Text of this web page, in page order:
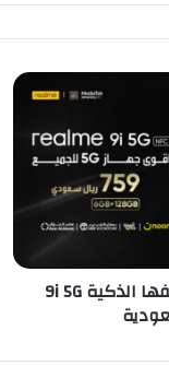
شركة realme تطلق هواتفها الذكية 9i 5G